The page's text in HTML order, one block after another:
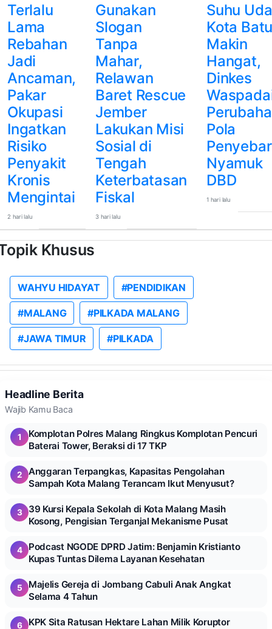
Terlalu
Lama
Rebahan
Jadi
Ancaman,
Pakar
Okupasi
Ingatkan
Risiko
Penyakit
Kronis
Mengintai
2 hari lalu
Gunakan
Slogan
Tanpa
Mahar,
Relawan
Baret Rescue
Jember
Lakukan Misi
Sosial di
Tengah
Keterbatasan
Fiskal
3 hari lalu
Suhu
Kota
Makin
Hangat,
Dinkes
Pola
Nyamuk
DBD
1 hari lalu
Khusus
WAHYU HIDAYAT #PENDIDIKAN
#MALANG #PILKADA MALANG
#JAWA TIMUR #PILKADA
Headline Berita
Wajib Kamu Baca
1
Komplotan Polres Malang Ringkus Komplotan Pencuri
Baterai Tower, Beraksi di 17 TKP
2
Anggaran Terpangkas, Kapasitas Pengolahan
Sampah Kota Malang Terancam Ikut Menyusut?
3
39 Kursi Kepala Sekolah di Kota Malang Masih
Kosong, Pengisian Terganjal Mekanisme Pusat
4
Podcast NGODE DPRD Jatim: Benjamin Kristianto
Kupas Tuntas Dilema Layanan Kesehatan
5
Majelis Gereja di Jombang Cabuli Anak Angkat
Selama 4 Tahun
6
KPK Sita Ratusan Hektare Lahan Milik Koruptor